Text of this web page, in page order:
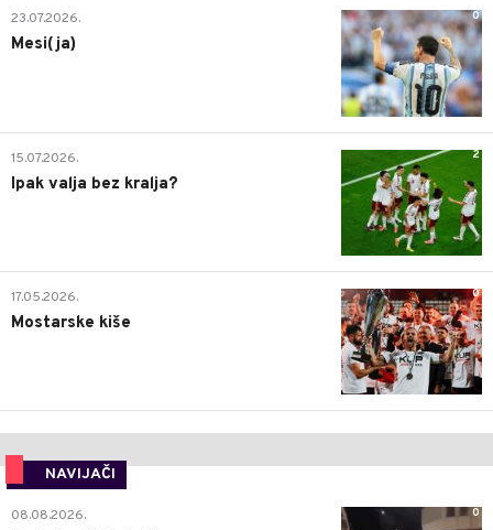
0
23.07.2026.
Mesi(ja)
2
15.07.2026.
Ipak valja bez kralja?
0
17.05.2026.
Mostarske kiše
NAVIJAČI
0
08.08.2026.